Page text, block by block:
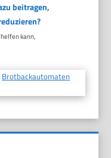
beitragen,
kann,
Brotbackautomaten